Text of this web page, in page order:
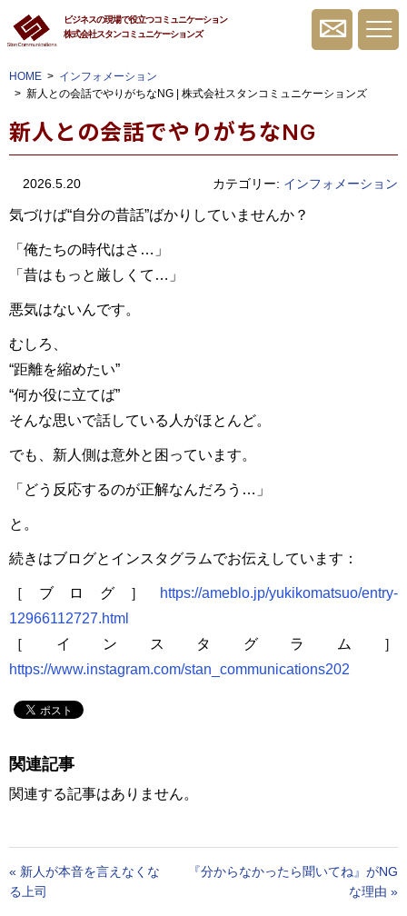
ビジネスの現場で役立つコミュニケーション
株式会社スタンコミュニケーションズ
HOME
インフォメーション
新人との会話でやりがちなNG | 株式会社スタンコミュニケーションズ
新人との会話でやりがちなNG
2026.5.20 カテゴリー: インフォメーション
気づけば“自分の昔話”ばかりしていませんか？
「俺たちの時代はさ…」
「昔はもっと厳しくて…」
悪気はないんです。
むしろ、
“距離を縮めたい”
“何か役に立てば”
そんな思いで話している人がほとんど。
でも、新人側は意外と困っています。
「どう反応するのが正解なんだろう…」
と。
続きはブログとインスタグラムでお伝えしています：
［ブログ］
https://ameblo.jp/yukikomatsuo/entry-
12966112727.html
［インスタグラム］
https://www.instagram.com/stan_communications202
関連記事
関連する記事はありません。
« 新人が本音を言えなくな
る上司
『分からなかったら聞いてね』がNG
な理由 »